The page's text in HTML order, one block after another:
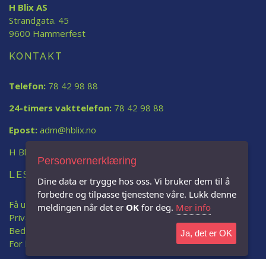
H Blix AS
Strandgata. 45
9600 Hammerfest
KONTAKT
Telefon: 78 42 98 88
24-timers vakttelefon: 78 42 98 88
Epost: adm@hblix.no
H Blix AS
LES MER:
Få uforpliktende tilbud
Privatkunde
Bedriftskunde
For borettslag
Personvernerklæring
Dine data er trygge hos oss. Vi bruker dem til å
forbedre og tilpasse tjenestene våre. Lukk denne
meldingen når det er OK for deg. Mer info
Ja, det er OK